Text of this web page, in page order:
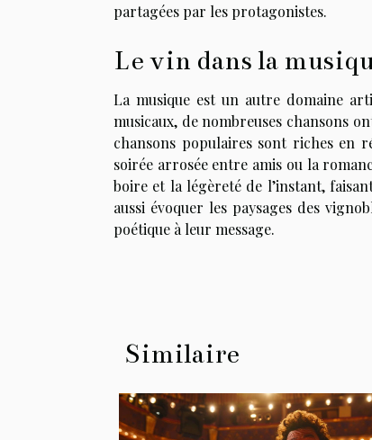
partagées par les protagonistes.
Le vin dans la
La musique est un autre domaine
musicaux, de nombreuses chansons
chansons populaires sont riches en
soirée arrosée entre amis ou la
boire et la légèreté de l’instant,
aussi évoquer les paysages des
poétique à leur message.
Similaire